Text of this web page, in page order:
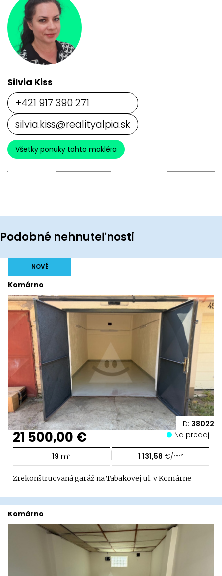
Silvia Kiss
+421 917 390 271
silvia.kiss@realityalpia.sk
Všetky ponuky tohto makléra
Podobné nehnuteľnosti
ID: 38022
Komárno
NOVÉ
21 500,00 € Na predaj
19 m² | 1 131,58 €/m²
Zrekonštruovaná garáž na Tabakovej ul. v Komárne
Komárno